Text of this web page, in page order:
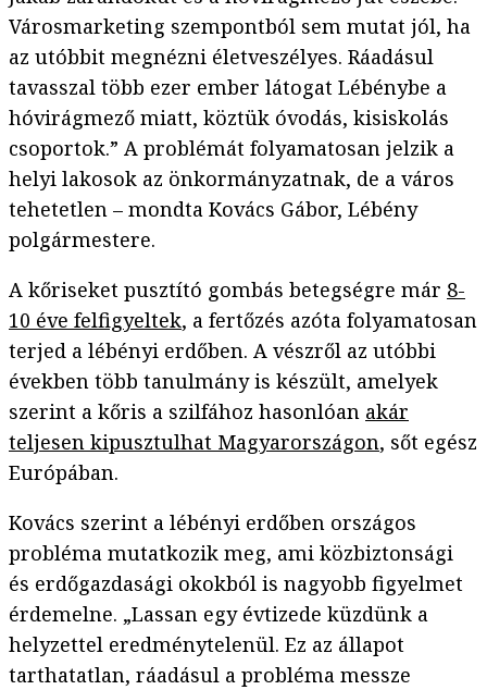
Városmarketing szempontból sem mutat jól, ha
az utóbbit megnézni életveszélyes. Ráadásul
tavasszal több ezer ember látogat Lébénybe a
hóvirágmező miatt, köztük óvodás, kisiskolás
csoportok.” A problémát folyamatosan jelzik a
helyi lakosok az önkormányzatnak, de a város
tehetetlen – mondta Kovács Gábor, Lébény
polgármestere.
A kőriseket pusztító gombás betegségre már 8-
10 éve felfigyeltek, a fertőzés azóta folyamatosan
terjed a lébényi erdőben. A vészről az utóbbi
években több tanulmány is készült, amelyek
szerint a kőris a szilfához hasonlóan akár
teljesen kipusztulhat Magyarországon, sőt egész
Európában.
Kovács szerint a lébényi erdőben országos
probléma mutatkozik meg, ami közbiztonsági
és erdőgazdasági okokból is nagyobb figyelmet
érdemelne. „Lassan egy évtizede küzdünk a
helyzettel eredménytelenül. Ez az állapot
tarthatatlan, ráadásul a probléma messze